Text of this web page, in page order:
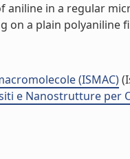
aniline in a regular
on a plain polyaniline
(ISMAC)
e Nanostrutture per